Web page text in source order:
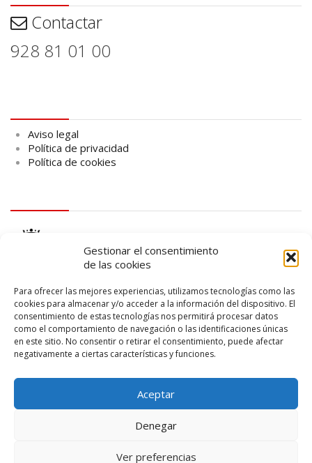
Gestionar el consentimiento
de las cookies
Para ofrecer las mejores experiencias, utilizamos tecnologías como las
cookies para almacenar y/o acceder a la información del dispositivo. El
consentimiento de estas tecnologías nos permitirá procesar datos
como el comportamiento de navegación o las identificaciones únicas
en este sitio. No consentir o retirar el consentimiento, puede afectar
negativamente a ciertas características y funciones.
Aceptar
Denegar
Ver preferencias
Contactar
928 81 01 00
Aviso legal
Política de privacidad
Política de cookies
logo SID